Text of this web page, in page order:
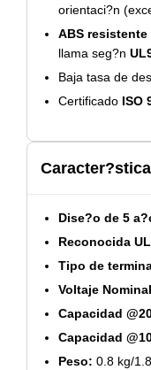
orientaci?n
ABS
llama seg?n
Baja tasa de
Certificado ISO
Dise?o de 5
Reconocida UL
Tipo de
Voltaje
Capacidad
Capacidad
Peso: 0.8 kg/